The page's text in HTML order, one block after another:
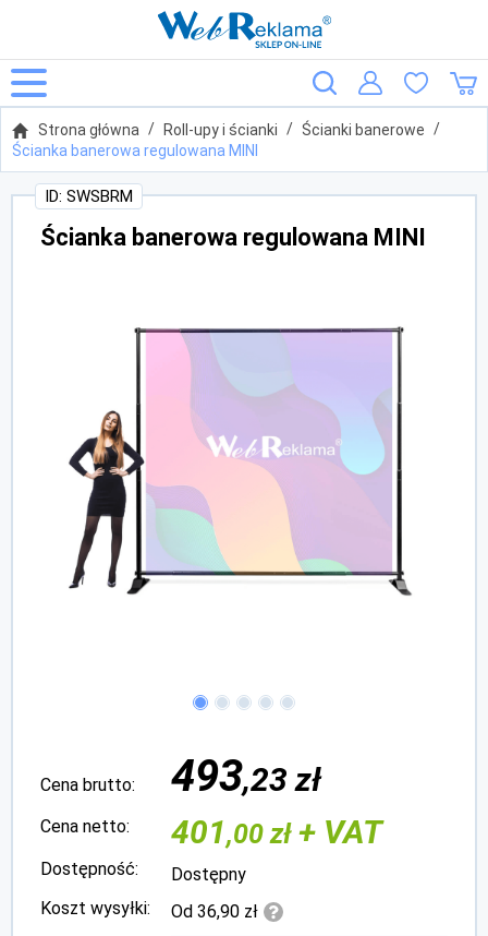
Strona główna Roll-upy i ścianki
Ścianki banerowe
Ścianka banerowa regulowana MINI
Ścianka banerowa regulowana MINI
ID: SWSBRM
Cena brutto: 493,23 zł
Cena netto: 401,00 zł+ VAT
Dostępność:
Dostępny
Koszt wysyłki:
Od 36,90 zł